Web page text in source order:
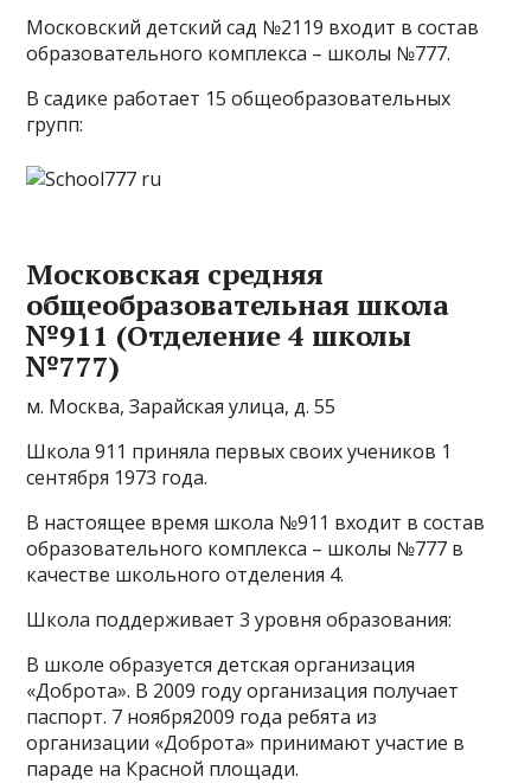
Московский детский сад №2119 входит в состав
образовательного комплекса – школы №777.
В садике работает 15 общеобразовательных
групп:
Московская средняя
общеобразовательная школа
№911 (Отделение 4 школы
№777)
м. Москва, Зарайская улица, д. 55
Школа 911 приняла первых своих учеников 1
сентября 1973 года.
В настоящее время школа №911 входит в состав
образовательного комплекса – школы №777 в
качестве школьного отделения 4.
Школа поддерживает 3 уровня образования:
В школе образуется детская организация
«Доброта». В 2009 году организация получает
паспорт. 7 ноября2009 года ребята из
организации «Доброта» принимают участие в
параде на Красной площади.